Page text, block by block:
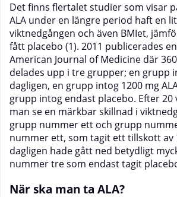
Det finns flertalet studier som visar
ALA under en längre period haft en
viktnedgången och även BMIet,
fått placebo (1). 2011 publicerades
American Journal of Medicine där
delades upp i tre grupper; en grupp
dagligen, en grupp intog 1200 mg
grupp intog endast placebo. Efter 20
man se en märkbar skillnad i
grupp nummer ett och grupp
nummer ett, som tagit ett tillskott av
dagligen hade gått ned betydligt
nummer tre som endast tagit
När ska man ta ALA?